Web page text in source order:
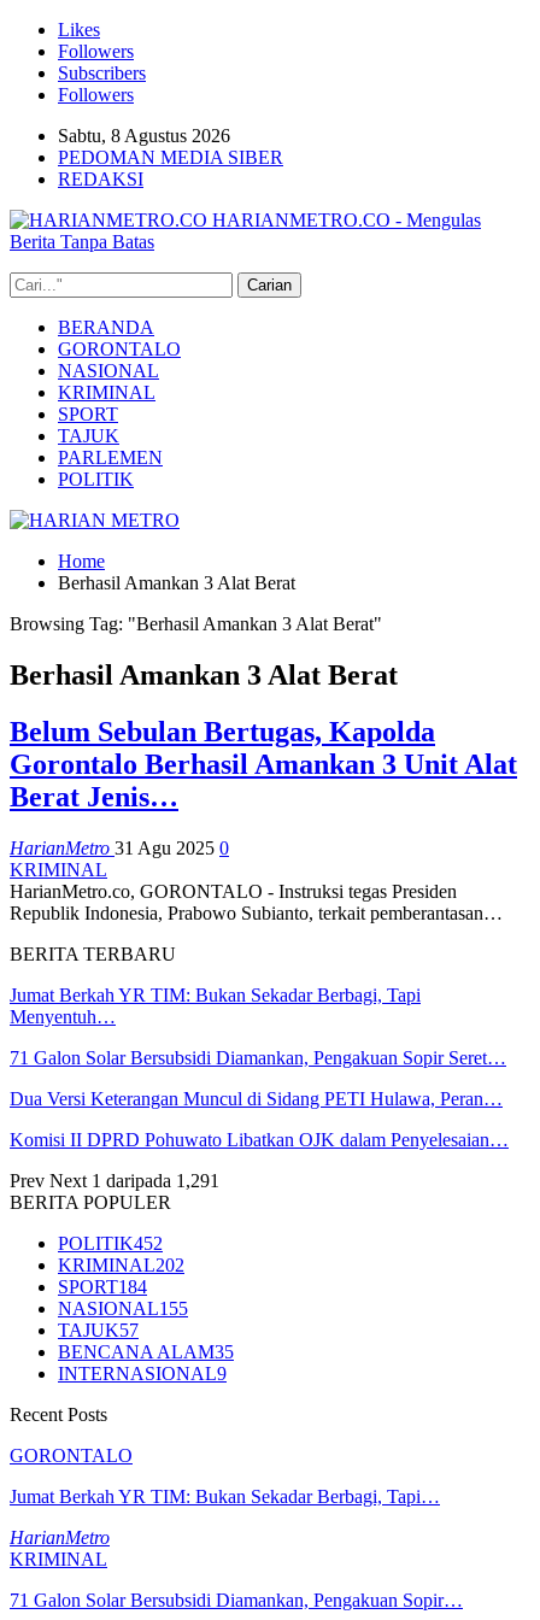
Likes
Followers
Subscribers
Followers
Sabtu, 8 Agustus 2026
PEDOMAN MEDIA SIBER
REDAKSI
HARIANMETRO.CO - Mengulas
Berita Tanpa Batas
BERANDA
GORONTALO
NASIONAL
KRIMINAL
SPORT
TAJUK
PARLEMEN
POLITIK
Home
Berhasil Amankan 3 Alat Berat
Browsing Tag: "Berhasil Amankan 3 Alat Berat"
Berhasil Amankan 3 Alat Berat
Belum Sebulan Bertugas, Kapolda
Gorontalo Berhasil Amankan 3 Unit Alat
Berat Jenis…
HarianMetro 31 Agu 2025 0
KRIMINAL
HarianMetro.co, GORONTALO - Instruksi tegas Presiden
Republik Indonesia, Prabowo Subianto, terkait pemberantasan…
BERITA TERBARU
Jumat Berkah YR TIM: Bukan Sekadar Berbagi, Tapi
Menyentuh…
71 Galon Solar Bersubsidi Diamankan, Pengakuan Sopir Seret…
Dua Versi Keterangan Muncul di Sidang PETI Hulawa, Peran…
Komisi II DPRD Pohuwato Libatkan OJK dalam Penyelesaian…
Prev Next 1 daripada 1,291
BERITA POPULER
POLITIK452
KRIMINAL202
SPORT184
NASIONAL155
TAJUK57
BENCANA ALAM35
INTERNASIONAL9
Recent Posts
GORONTALO
Jumat Berkah YR TIM: Bukan Sekadar Berbagi, Tapi…
HarianMetro
KRIMINAL
71 Galon Solar Bersubsidi Diamankan, Pengakuan Sopir…